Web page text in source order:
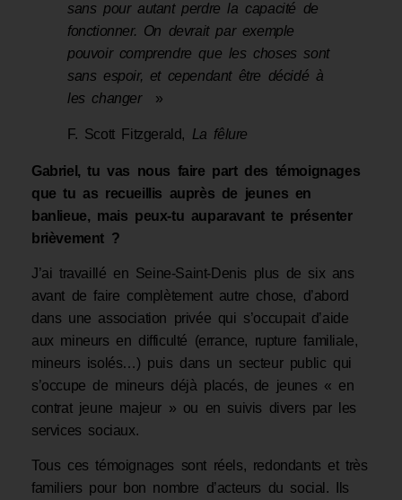
sans pour autant perdre la capacité de
fonctionner. On devrait par exemple
pouvoir comprendre que les choses sont
sans espoir, et cependant être décidé à
les changer»
F. Scott Fitzgerald, La fêlure
Gabriel, tu vas nous faire part des témoignages
que tu as recueillis auprès de jeunes en
banlieue, mais peux-tu auparavant te présenter
brièvement ?
J’ai travaillé en Seine-Saint-Denis plus de six ans
avant de faire complètement autre chose, d’abord
dans une association privée qui s’occupait d’aide
aux mineurs en difficulté (errance, rupture familiale,
mineurs isolés…) puis dans un secteur public qui
s’occupe de mineurs déjà placés, de jeunes « en
contrat jeune majeur » ou en suivis divers par les
services sociaux.
Tous ces témoignages sont réels, redondants et très
familiers pour bon nombre d’ac­teurs du social. Ils